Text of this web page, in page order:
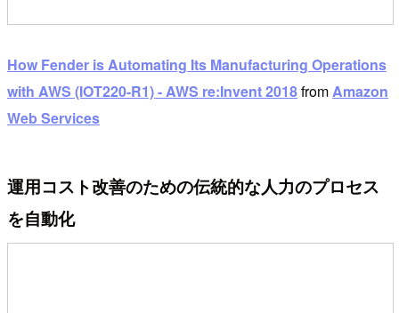
How Fender is Automating Its Manufacturing Operations
with AWS (IOT220-R1) - AWS re:Invent 2018fromAmazon
Web Services
運用コスト改善のための伝統的な人力のプロセス
を自動化